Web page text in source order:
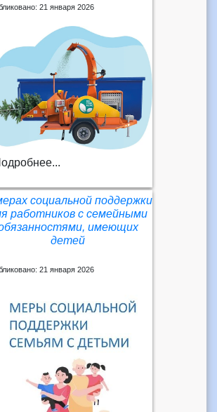
21 января 2026
социальной поддержки
работников с семейными
имеющих
детей
21 января 2026